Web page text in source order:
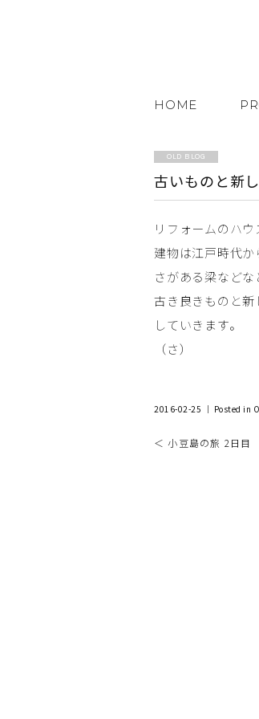
HOME
OLD BLOG
古いものと新
リフォームのハ
建物は江戸時代
さがある梁など
古き良きものと
していきます。
（さ）
2016-02-25 ｜ Posted in
＜ 小豆島の旅 2日目